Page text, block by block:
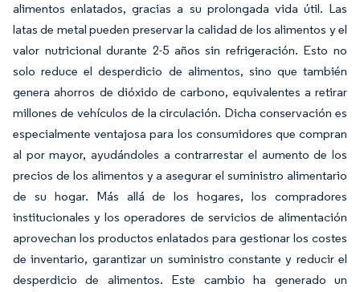
alimentos enlatados, gracias a su prolongada vida útil. Las
latas de metal pueden preservar la calidad de los alimentos y el
valor nutricional durante 2-5 años sin refrigeración. Esto no
solo reduce el desperdicio de alimentos, sino que también
genera ahorros de dióxido de carbono, equivalentes a retirar
millones de vehículos de la circulación. Dicha conservación es
especialmente ventajosa para los consumidores que compran
al por mayor, ayudándoles a contrarrestar el aumento de los
precios de los alimentos y a asegurar el suministro alimentario
de su hogar. Más allá de los hogares, los compradores
institucionales y los operadores de servicios de alimentación
aprovechan los productos enlatados para gestionar los costes
de inventario, garantizar un suministro constante y reducir el
desperdicio de alimentos. Este cambio ha generado un